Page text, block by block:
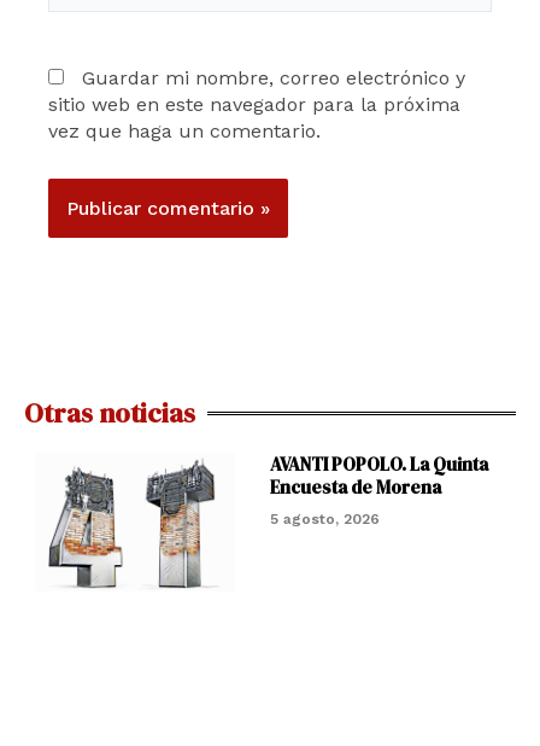
Guardar mi nombre, correo electrónico y
sitio web en este navegador para la próxima
vez que haga un comentario.
Otras noticias
AVANTI POPOLO. La Quinta
Encuesta de Morena
5 agosto, 2026